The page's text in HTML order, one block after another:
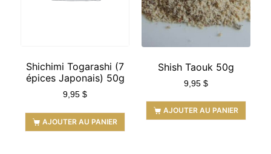
Shichimi Togarashi (7
épices Japonais) 50g
9,95 $
AJOUTER AU PANIER
Shish Taouk 50g
9,95 $
AJOUTER AU PANIER